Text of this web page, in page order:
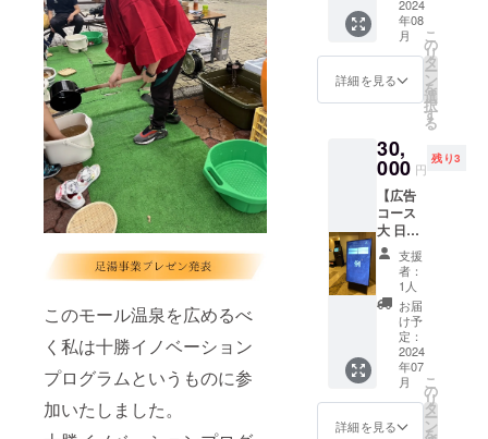
このモール温泉を広めるべ
く私は十勝イノベーション
プログラムというものに参
加いたしました。
製の良
さを付
加する
可能と
なりま
及び添
加物等
の食品
表示は
お届け
商品の
ラベル
に表記
されま
す。 商
品開封
前には
必ずお
届けの
リター
付され
相当
（入浴
料1,500
円×10回
分) ■日
入浴券
をフロ
ント ス
タッフ
にお渡
しくだ
さい。
※有効期
限は裏
面の日
付から5
年以内
とさせ
ていた
だきま
ご朝食-
ていた
だきま
す。 ・
ふく井
ホテル
15,000
円分に
相当
（入浴
料
1,500×1
0回分）
使用方
法 入浴
券をフ
ロント
スタッ
フにお
渡しく
ださ
い。 ※
有効期
る入浴
券15枚
付き】
（内
容） ・
ふく井
ホテル
入浴が
３カ月
間入り
放題と
なるパ
スポー
トで
す。 ・
ふく井
ホテル
日帰り
入浴券
15枚
22,5000
円分に
相当
（入浴
2024
年08
月
詳細を見る
こ
の
リ
タ
ー
ン
を
選
択
す
る
30,
000 円
残り3
【広告
コース
大 日帰
り入浴
券15枚
付き】
（内
容） ・
足湯プ
ロジェ
クト終
了後、
一定の
期間ふ
支援
者：
1人
お届
け予
定：
2024
年07
月
詳細を見る
こ
の
リ
タ
ー
ン
を